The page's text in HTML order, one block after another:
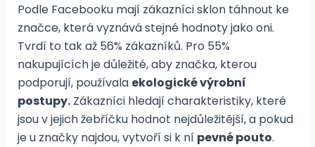
Podle Facebooku mají zákazníci sklon táhnout ke
značce, která vyznává stejné hodnoty jako oni.
Tvrdí to tak až 56% zákazníků. Pro 55%
nakupujících je důležité, aby značka, kterou
podporují, používala ekologické výrobní
postupy.Zákazníci hledají charakteristiky, které
jsou v jejich žebříčku hodnot nejdůležitější, a pokud
je u značky najdou, vytvoří si k ní pevné pouto.